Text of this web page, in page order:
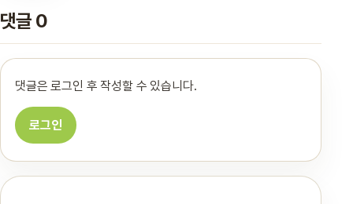
댓글 0
댓글은 로그인 후 작성할 수 있습니다.
로그인